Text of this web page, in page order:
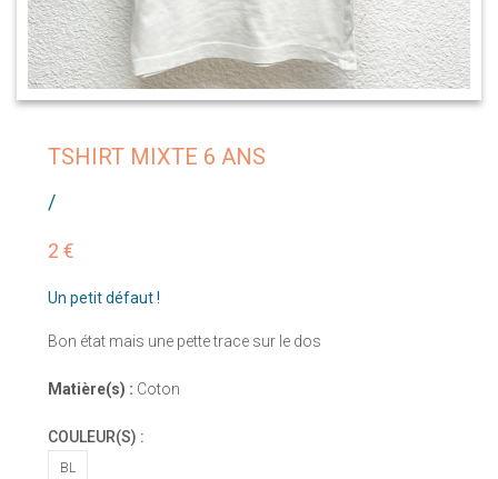
TSHIRT MIXTE 6 ANS
/
2 €
Un petit défaut !
Bon état mais une pette trace sur le dos
Matière(s) : Coton
COULEUR(S) :
BL